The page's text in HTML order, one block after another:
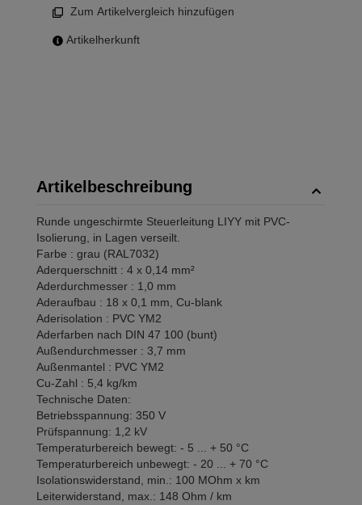
Zum Artikelvergleich hinzufügen
Artikelherkunft
Artikelbeschreibung
Runde ungeschirmte Steuerleitung LIYY mit PVC-
Isolierung, in Lagen verseilt.
Farbe : grau (RAL7032)
Aderquerschnitt : 4 x 0,14 mm²
Aderdurchmesser : 1,0 mm
Aderaufbau : 18 x 0,1 mm, Cu-blank
Aderisolation : PVC YM2
Aderfarben nach DIN 47 100 (bunt)
Außendurchmesser : 3,7 mm
Außenmantel : PVC YM2
Cu-Zahl : 5,4 kg/km
Technische Daten:
Betriebsspannung: 350 V
Prüfspannung: 1,2 kV
Temperaturbereich bewegt: - 5 ... + 50 °C
Temperaturbereich unbewegt: - 20 ... + 70 °C
Isolationswiderstand, min.: 100 MOhm x km
Leiterwiderstand, max.: 148 Ohm / km